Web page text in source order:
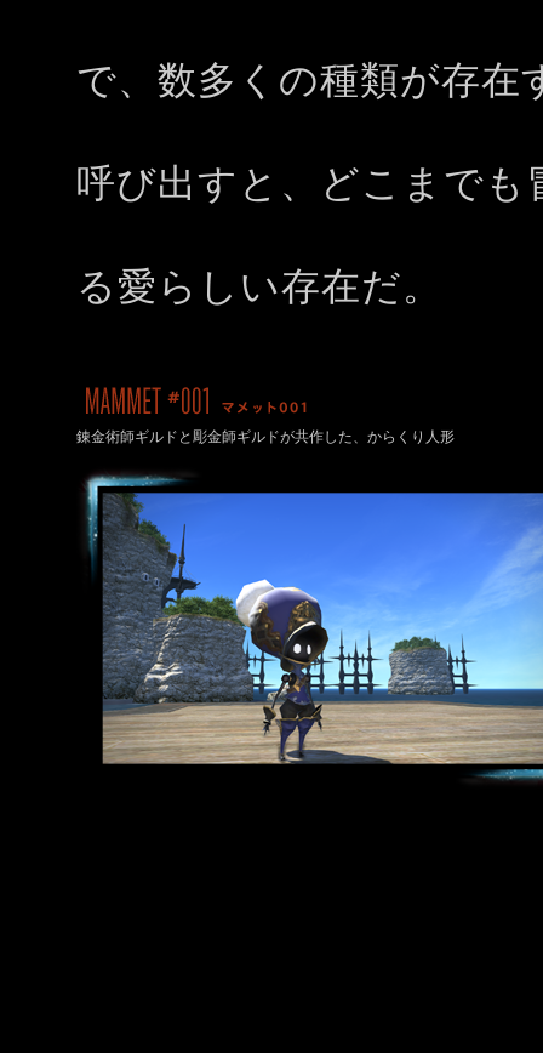
で、数多くの種類が存在
呼び出すと、どこまで
る愛らしい存在だ。
錬金術師ギルドと彫金師ギルドが共作した、からくり人形